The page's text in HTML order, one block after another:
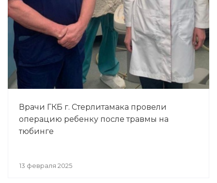
Врачи ГКБ г. Стерлитамака провели
операцию ребенку после травмы на
тюбинге
13 февраля 2025